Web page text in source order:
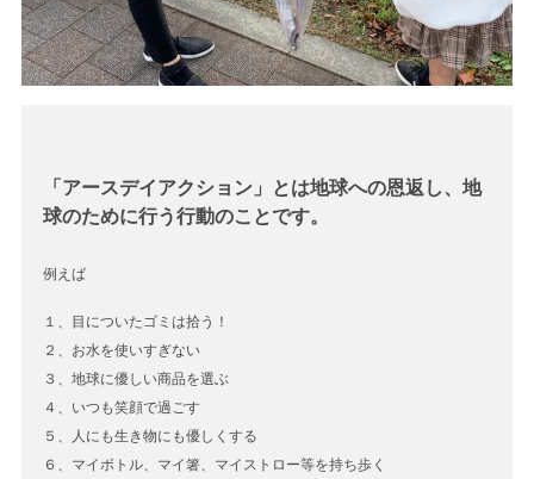
「アースデイアクション」とは地球への恩返し、地
球のために行う行動のことです。
例えば
１、目についたゴミは拾う！
２、お水を使いすぎない
３、地球に優しい商品を選ぶ
４、いつも笑顔で過ごす
５、人にも生き物にも優しくする
６、マイボトル、マイ箸、マイストロー等を持ち歩く